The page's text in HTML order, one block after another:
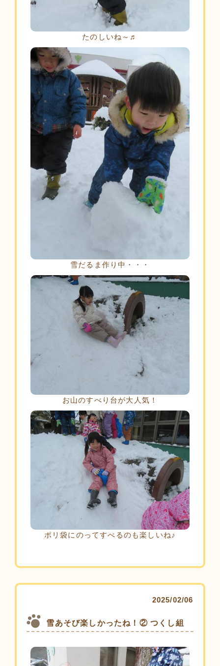
たのしいね～♬
雪だるま作り中・・・
お山のすべり台が大人気！
ポリ袋にのってすべるのも楽しいね♪
2025/02/06
雪あそび楽しかったね！② つくし組